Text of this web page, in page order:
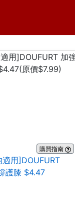
購買指南
適用]DOUFURT
護膝 $4.47